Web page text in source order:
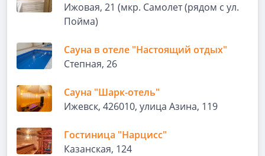
Ижовая, 21 (мкр. Самолет (рядом с ул.
Пойма)
Сауна в отеле "Настоящий отдых"
Степная, 26
Cауна "Шарк-отель"
Ижевск, 426010, улица Азина, 119
Гостиница "Нарцисс"
Казанская, 124